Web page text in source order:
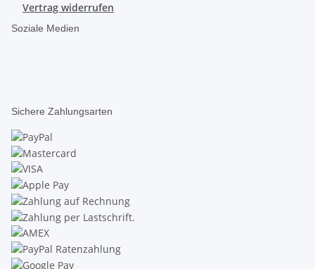
Vertrag widerrufen
Soziale Medien
Sichere Zahlungsarten